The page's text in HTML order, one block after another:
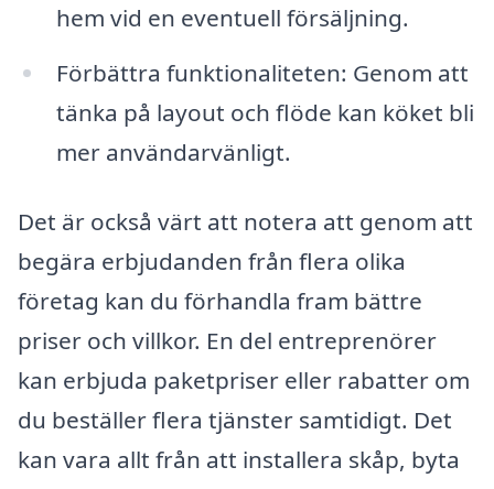
hem vid en eventuell försäljning.
Förbättra funktionaliteten: Genom att
tänka på layout och flöde kan köket bli
mer användarvänligt.
Det är också värt att notera att genom att
begära erbjudanden från flera olika
företag kan du förhandla fram bättre
priser och villkor. En del entreprenörer
kan erbjuda paketpriser eller rabatter om
du beställer flera tjänster samtidigt. Det
kan vara allt från att installera skåp, byta